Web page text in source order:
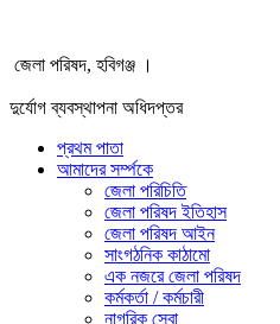
জেলা পরিষদ, হবিগঞ্জ ।
দুর্যোগ ব্যবস্থাপনা অধিদপ্তর
প্রথম পাতা
আমাদের সর্ম্পকে
জেলা পরিচিতি
জেলা পরিষদ ইতিহাস
জেলা পরিষদ আইন
সাংগঠনিক কাঠামো
এক নজরে জেলা পরিষদ
কর্মকর্তা / কর্মচারী
নাগরিক সেবা